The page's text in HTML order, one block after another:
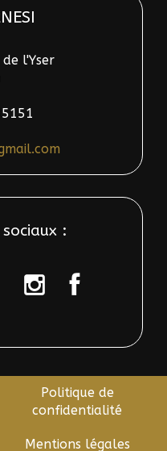
l'Yser
:
Politique de
confidentialité
Mentions légales